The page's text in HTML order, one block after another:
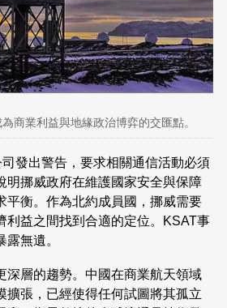
商業利益與地緣政治博弈的交匯點。
發出警告，要求相關通信活動必須
明挪威政府在維護國家安全與保障
平衡。作為北約成員國，挪威需要
利益之間找到合適的定位。KSAT事
無遺。
深層的趨勢。中國在商業航天領域
擴張，已經使得任何試圖將其孤立